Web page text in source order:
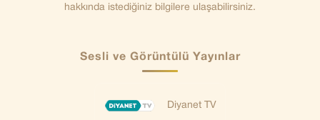
hakkında istediğiniz bilgilere ulaşabilirsiniz.
Sesli ve Görüntülü Yayınlar
Diyanet TV